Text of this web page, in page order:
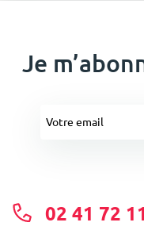
Je
02 41 72